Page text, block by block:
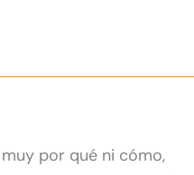
por qué ni cómo,